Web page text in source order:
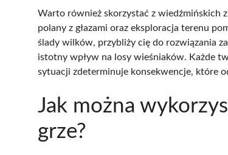
Warto również skorzystać z wiedźmińskich
polany z głazami oraz eksploracja terenu
ślady wilków, przybliży cię do rozwiązania
istotny wpływ na losy wieśniaków. Każde
sytuacji zdeterminuje konsekwencje, które
Jak można
grze?